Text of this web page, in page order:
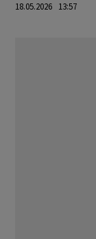
18.05.2026 13:57